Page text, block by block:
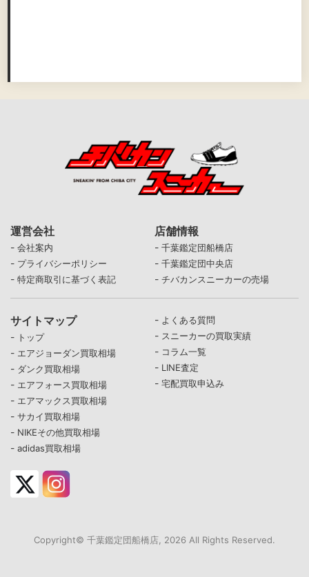
運営会社
- 会社案内
- プライバシーポリシー
- 特定商取引に基づく表記
店舗情報
- 千葉鑑定団船橋店
- 千葉鑑定団中央店
- チバカンスニーカーの売場
サイトマップ
- トップ
- エアジョーダン買取相場
- ダンク買取相場
- エアフォース買取相場
- エアマックス買取相場
- サカイ買取相場
- NIKEその他買取相場
- adidas買取相場
- よくある質問
- スニーカーの買取実績
- コラム一覧
- LINE査定
- 宅配買取申込み
Copyright© 千葉鑑定団船橋店, 2026 All Rights Reserved.